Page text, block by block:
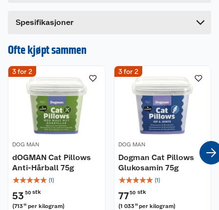
Spesifikasjoner
Ofte kjøpt sammen
3 for 2
DOG MAN
dOGMAN Cat Pillows
Anti-Hårball 75g
☆☆☆☆☆ (1)
53 50 stk
(71333 per kilogram)
3 for 2
DOG MAN
Dogman Cat Pillows
Glukosamin 75g
☆☆☆☆☆ (1)
7750 stk
(1 033 33 per kilogram)